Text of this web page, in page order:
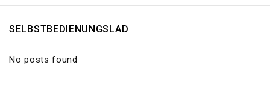
SELBSTBEDIENUNGSLAD
No posts found